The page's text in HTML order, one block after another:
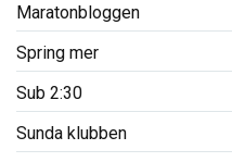
Maratonbloggen
Spring mer
Sub 2:30
Sunda klubben